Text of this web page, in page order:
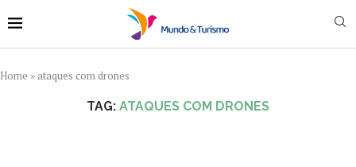
Home » ataques com drones
TAG: ATAQUES COM DRONES